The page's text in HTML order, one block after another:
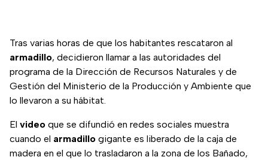
Tras varias horas de que los habitantes rescataron al
armadillo, decidieron llamar a las autoridades del
programa de la Dirección de Recursos Naturales y de
Gestión del Ministerio de la Producción y Ambiente que
lo llevaron a su hábitat.
El video que se difundió en redes sociales muestra
cuando el armadillo gigante es liberado de la caja de
madera en el que lo trasladaron a la zona de los Bañado,